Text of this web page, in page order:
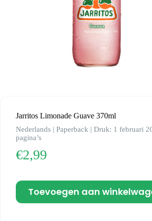
Jarritos Limonade Guave 370ml
Nederlands | Paperback | Druk: 1 februari
pagina’s
€2,99
Toevoegen aan